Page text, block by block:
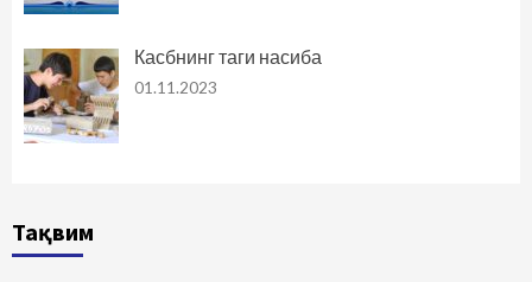
Касбнинг таги насиба
01.11.2023
Тақвим